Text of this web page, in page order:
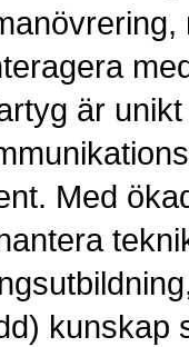
är
Med
kunskap